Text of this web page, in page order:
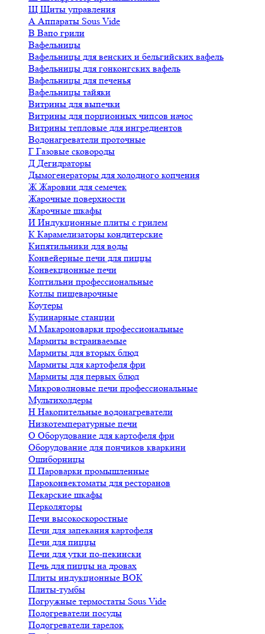
Щ Щиты управления
А Аппараты Sous Vide
В Вапо грили
Вафельницы
Вафельницы для венских и бельгийских вафель
Вафельницы для гонконгских вафель
Вафельницы для печенья
Вафельницы тайяки
Витрины для выпечки
Витрины для порционных чипсов начос
Витрины тепловые для ингредиентов
Водонагреватели проточные
Г Газовые сковороды
Д Дегидраторы
Дымогенераторы для холодного копчения
ЖЖаровни для семечек
Жарочные поверхности
Жарочные шкафы
И Индукционные плиты с грилем
К Карамелизаторы кондитерские
Кипятильники для воды
Конвейерные печи для пиццы
Конвекционные печи
Коптильни профессиональные
Котлы пищеварочные
Коутеры
Кулинарные станции
М Макароноварки профессиональные
Мармиты встраиваемые
Мармиты для вторых блюд
Мармиты для картофеля фри
Мармиты для первых блюд
Микроволновые печи профессиональные
Мультихолдеры
Н Накопительные водонагреватели
Низкотемпературные печи
О Оборудование для картофеля фри
Оборудование для пончиков кваркини
Ошиборницы
П Пароварки промышленные
Пароконвектоматы для ресторанов
Пекарские шкафы
Перколяторы
Печи высокоскоростные
Печи для запекания картофеля
Печи для пиццы
Печи для утки по-пекински
Печь для пиццы на дровах
Плиты индукционные ВОК
Плиты-тумбы
Погружные термостаты Sous Vide
Подогреватели посуды
Подогреватели тарелок